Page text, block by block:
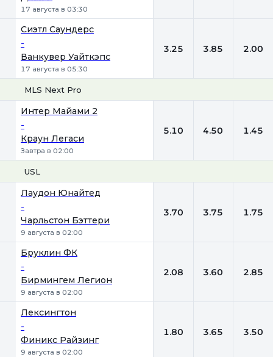
17 августа в 03:30
Сиэтл Саундерс
-
Ванкувер Уайткэпс
17 августа в 05:30
3.25 3.85 2.00
MLS Next Pro
Интер Майами 2
-
Краун Легаси
Завтра в 02:00
5.10 4.50 1.45
USL
Лаудон Юнайтед
-
Чарльстон Бэттери
9 августа в 02:00
3.70 3.75 1.75
Бруклин ФК
-
Бирмингем Легион
9 августа в 02:00
2.08 3.60 2.85
Лексингтон
-
Финикс Райзинг
9 августа в 02:00
1.80 3.65 3.50